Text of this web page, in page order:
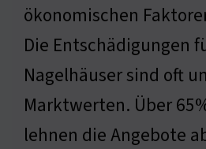
ökonomischen
Die Entschädigungen
Nagelhäuser sind oft
Marktwerten. Über
lehnen die Angebote